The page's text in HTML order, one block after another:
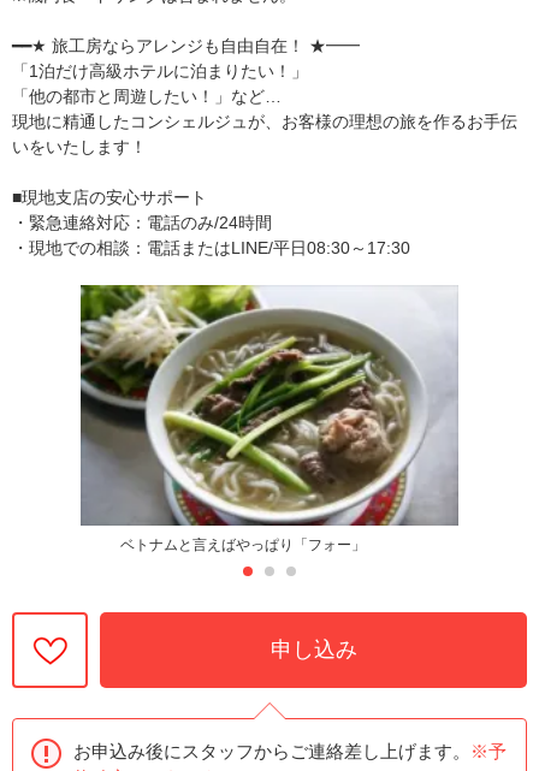
━━★ 旅工房ならアレンジも自由自在！ ★━━
「1泊だけ高級ホテルに泊まりたい！」
「他の都市と周遊したい！」など…
現地に精通したコンシェルジュが、お客様の理想の旅を作るお手伝
いをいたします！
■現地支店の安心サポート
・緊急連絡対応：電話のみ/24時間
・現地での相談：電話またはLINE/平日08:30～17:30
ベトナムと言えばやっぱり「フォー」
申し込み
お申込み後にスタッフからご連絡差し上げます。
※予